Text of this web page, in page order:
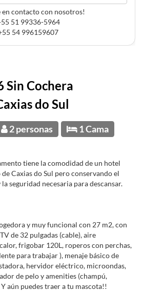
Sin Cochera
do Sul
2 personas
1 Cama
tiene la comodidad de un hotel
Caxias do Sul pero conservando el
seguridad necesaria para descansar.
y muy funcional con 27 m2, con
de 32 pulgadas (cable), aire
frigobar 120L, roperos con perchas,
para trabajar ), menaje básico de
hervidor eléctrico, microondas,
de pelo y amenities (champú,
aún puedes traer a tu mascota!!
en contacto con nosotros!
51 99336-5964
54 996159607